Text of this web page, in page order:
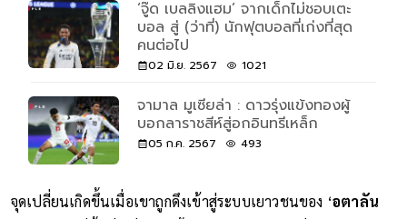
‘จู๊ด เบลลิงแฮม’ จากเด็กไม่ชอบเตะ
บอล สู่ (ว่าที่) นักฟุตบอลที่เก่งที่สุด
คนต่อไป
02 มิ.ย. 2567 1021
จามาล มูเซียล่า : ดาวรุ่งแข้งทองผู้
บอกลาราชสีห์สู่อกอินทรีเหล็ก
05 ก.ค. 2567 493
จุดเปลี่ยนเกิดขึ้นเมื่อเขาถูกดึงเข้าสู่ระบบเยาวชนของ ‘อตาลัน